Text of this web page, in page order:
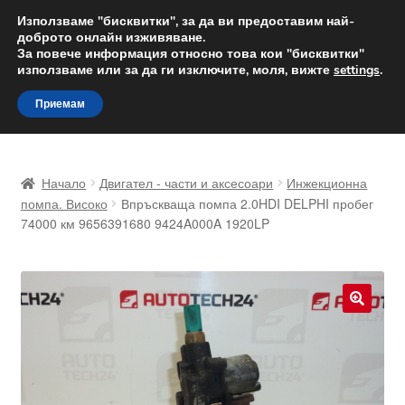
ДОСТАВКА от 12 лв.
Доставка по целия свят
Skip
to
navigation
Skip
to
content
Доставка по целия свят
За нас
Начало Двигател - части и аксесоари
Инжекционна
помпа. Високо
Впръскваща помпа 2.0HDI DELPHI пробег
74000 км 9656391680 9424A000A 1920LP
Използваме "бисквитки", за да ви предоставим най-
доброто онлайн изживяване.
За повече информация относно това кои "бисквитки"
използваме или за да ги изключите, моля, вижте settings.
Приемам